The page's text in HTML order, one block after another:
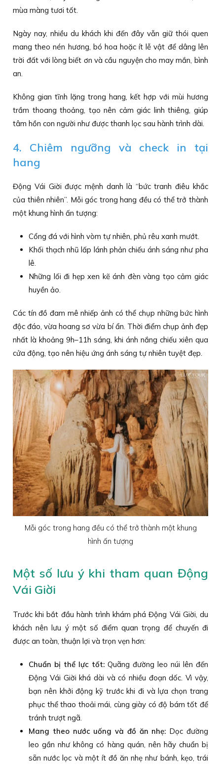
mùa màng tươi tốt.
Ngày nay, nhiều du khách khi đến đây vẫn giữ thói quen
mang theo nén hương, bó hoa hoặc ít lễ vật để dâng lên
trời đất với lòng biết ơn và cầu nguyện cho may mắn, bình
an.
Không gian tĩnh lặng trong hang, kết hợp với mùi hương
trầm thoang thoảng, tạo nên cảm giác linh thiêng, giúp
tâm hồn con người như được thanh lọc sau hành trình dài.
4. Chiêm ngưỡng và check in tại
hang
Động Vái Giời được mệnh danh là “bức tranh điêu khắc
của thiên nhiên”. Mỗi góc trong hang đều có thể trở thành
một khung hình ấn tượng:
Cổng đá với hình vòm tự nhiên, phủ rêu xanh mướt.
Khối thạch nhũ lấp lánh phản chiếu ánh sáng như pha
lê.
Những lối đi hẹp xen kẽ ánh đèn vàng tạo cảm giác
huyền ảo.
Các tín đồ đam mê nhiếp ảnh có thể chụp những bức hình
độc đáo, vừa hoang sơ vừa bí ẩn. Thời điểm chụp ảnh đẹp
nhất là khoảng 9h–11h sáng, khi ánh nắng chiếu xiên qua
cửa động, tạo nên hiệu ứng ánh sáng tự nhiên tuyệt đẹp.
Mỗi góc trong hang đều có thể trở thành một khung
hình ấn tượng
Một số lưu ý khi tham quan Động
Vái Giời
Trước khi bắt đầu hành trình khám phá Động Vái Giời, du
khách nên lưu ý một số điểm quan trọng để chuyến đi
được an toàn, thuận lợi và trọn vẹn hơn:
Chuẩn bị thể lực tốt: Quãng đường leo núi lên đến
Động Vái Giời khá dài và có nhiều đoạn dốc. Vì vậy,
bạn nên khởi động kỹ trước khi đi và lựa chọn trang
phục thể thao thoải mái, cùng giày có độ bám tốt để
tránh trượt ngã.
Mang theo nước uống và đồ ăn nhẹ: Dọc đường
leo gần như không có hàng quán, nên hãy chuẩn bị
sẵn nước lọc và một ít đồ ăn nhẹ như bánh, kẹo, trái